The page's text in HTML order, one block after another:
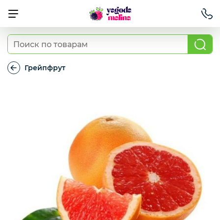
Ягода свежая
Авокадо, батат, спаржа свежая
Грибы
Зелень / салаты
Грейпфрут